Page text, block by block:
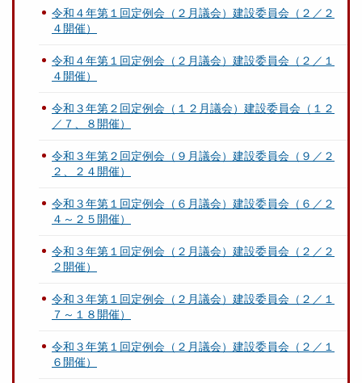
令和４年第１回定例会（２月議会）建設委員会（２／２
４開催）
令和４年第１回定例会（２月議会）建設委員会（２／１
４開催）
令和３年第２回定例会（１２月議会）建設委員会（１２
／７、８開催）
令和３年第２回定例会（９月議会）建設委員会（９／２
２、２４開催）
令和３年第１回定例会（６月議会）建設委員会（６／２
４～２５開催）
令和３年第１回定例会（２月議会）建設委員会（２／２
２開催）
令和３年第１回定例会（２月議会）建設委員会（２／１
７～１８開催）
令和３年第１回定例会（２月議会）建設委員会（２／１
６開催）